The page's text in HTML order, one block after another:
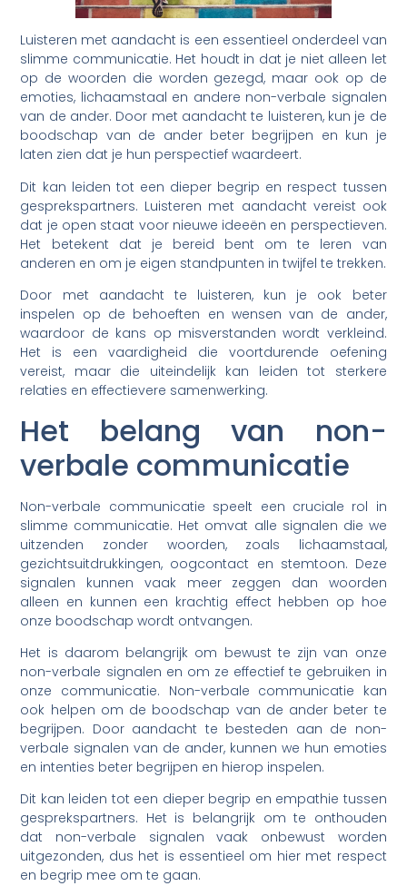
Luisteren met aandacht is een essentieel onderdeel van
slimme communicatie. Het houdt in dat je niet alleen let
op de woorden die worden gezegd, maar ook op de
emoties, lichaamstaal en andere non-verbale signalen
van de ander. Door met aandacht te luisteren, kun je de
boodschap van de ander beter begrijpen en kun je
laten zien dat je hun perspectief waardeert.
Dit kan leiden tot een dieper begrip en respect tussen
gesprekspartners. Luisteren met aandacht vereist ook
dat je open staat voor nieuwe ideeën en perspectieven.
Het betekent dat je bereid bent om te leren van
anderen en om je eigen standpunten in twijfel te trekken.
Door met aandacht te luisteren, kun je ook beter
inspelen op de behoeften en wensen van de ander,
waardoor de kans op misverstanden wordt verkleind.
Het is een vaardigheid die voortdurende oefening
vereist, maar die uiteindelijk kan leiden tot sterkere
relaties en effectievere samenwerking.
Het belang van non-
verbale communicatie
Non-verbale communicatie speelt een cruciale rol in
slimme communicatie. Het omvat alle signalen die we
uitzenden zonder woorden, zoals lichaamstaal,
gezichtsuitdrukkingen, oogcontact en stemtoon. Deze
signalen kunnen vaak meer zeggen dan woorden
alleen en kunnen een krachtig effect hebben op hoe
onze boodschap wordt ontvangen.
Het is daarom belangrijk om bewust te zijn van onze
non-verbale signalen en om ze effectief te gebruiken in
onze communicatie. Non-verbale communicatie kan
ook helpen om de boodschap van de ander beter te
begrijpen. Door aandacht te besteden aan de non-
verbale signalen van de ander, kunnen we hun emoties
en intenties beter begrijpen en hierop inspelen.
Dit kan leiden tot een dieper begrip en empathie tussen
gesprekspartners. Het is belangrijk om te onthouden
dat non-verbale signalen vaak onbewust worden
uitgezonden, dus het is essentieel om hier met respect
en begrip mee om te gaan.